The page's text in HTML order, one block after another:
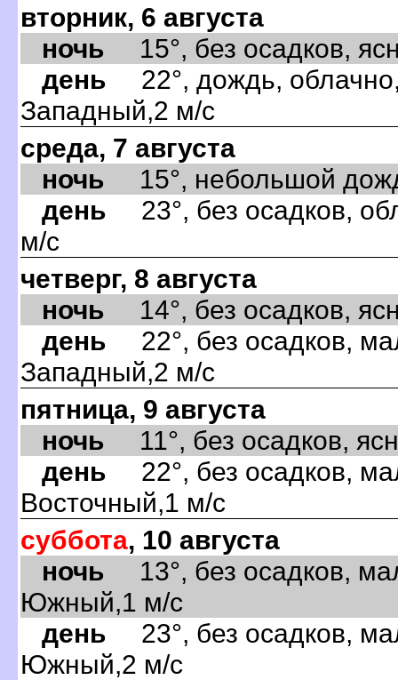
вторник, 6 августа
ночь 15°, без осадков,
день 22°, дождь,
Западный,2 м/с
среда, 7 августа
ночь 15°, небольшой
день 23°, без осадков,
м/с
четверг, 8 августа
ночь 14°, без осадков,
день 22°, без осадков,
Западный,2 м/с
пятница, 9 августа
ночь 11°, без осадков,
день 22°, без осадков,
Восточный,1 м/с
суббота, 10 августа
ночь 13°, без осадков,
Южный,1 м/с
день 23°, без осадков,
Южный,2 м/с